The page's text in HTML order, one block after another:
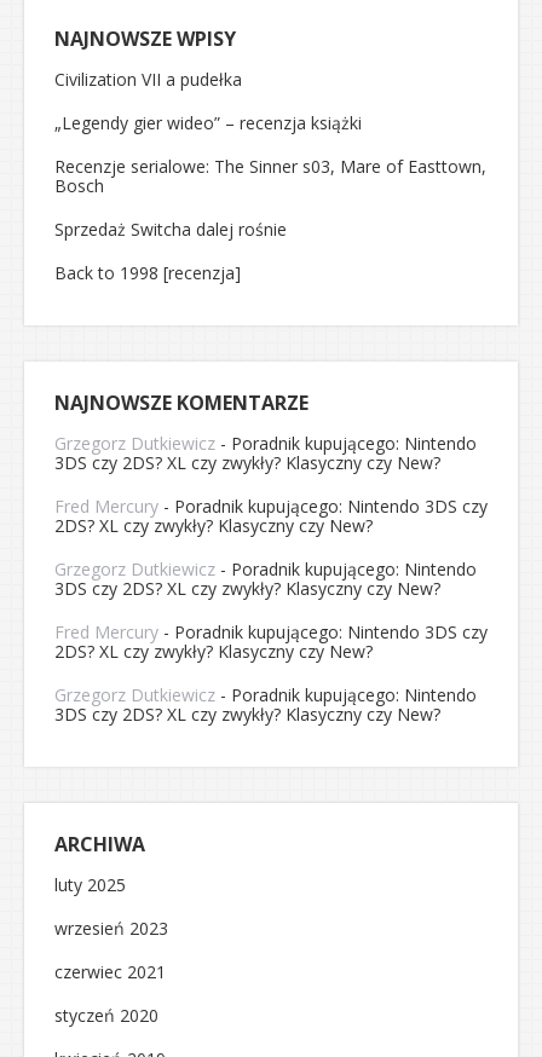
NAJNOWSZE WPISY
Civilization VII a pudełka
„Legendy gier wideo” – recenzja książki
Recenzje serialowe: The Sinner s03, Mare of Easttown,
Bosch
Sprzedaż Switcha dalej rośnie
Back to 1998 [recenzja]
NAJNOWSZE KOMENTARZE
Grzegorz Dutkiewicz - Poradnik kupującego: Nintendo
3DS czy 2DS? XL czy zwykły? Klasyczny czy New?
Fred Mercury - Poradnik kupującego: Nintendo 3DS czy
2DS? XL czy zwykły? Klasyczny czy New?
Grzegorz Dutkiewicz - Poradnik kupującego: Nintendo
3DS czy 2DS? XL czy zwykły? Klasyczny czy New?
Fred Mercury - Poradnik kupującego: Nintendo 3DS czy
2DS? XL czy zwykły? Klasyczny czy New?
Grzegorz Dutkiewicz - Poradnik kupującego: Nintendo
3DS czy 2DS? XL czy zwykły? Klasyczny czy New?
ARCHIWA
luty 2025
wrzesień 2023
czerwiec 2021
styczeń 2020